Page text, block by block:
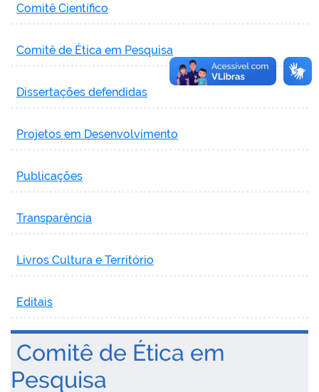
Comitê Científico
Comitê de Ética em Pesquisa
Dissertações defendidas
Projetos em Desenvolvimento
Publicações
Transparência
Livros Cultura e Território
Editais
Comitê de Ética em
Pesquisa